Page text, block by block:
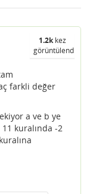
1.2kkez
görüntülendi
farkli değer
a ve b ye
kuralında -2